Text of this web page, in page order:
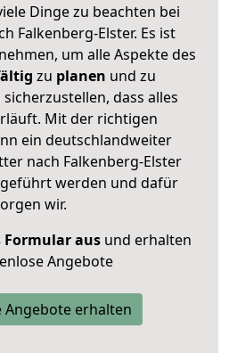
Dinge zu beachten bei
Falkenberg-Elster. Es ist
um alle Aspekte des
zu planen und zu
sicherzustellen, dass alles
Mit der richtigen
ein deutschlandweiter
nach Falkenberg-Elster
werden und dafür
wir.
Formular ausund erhalten
Angebote
Angebote erhalten